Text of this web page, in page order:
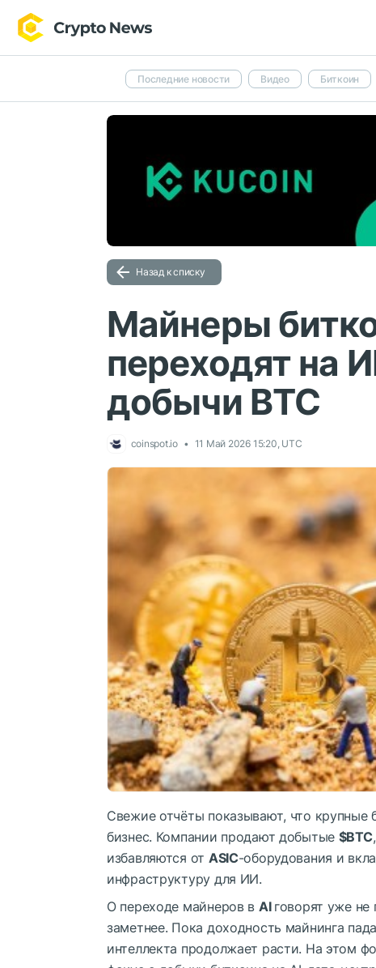
Последние новости Видео Биткоин
Назад к списку
Майнеры
переходят на
добычи BTC
coinspot.io 11 Май 2026 15:20, UTC
Свежие отчёты показывают, что крупные
бизнес. Компании продают добытые $BTC
избавляются от ASIC-оборудования и
инфраструктуру для ИИ.
О переходе майнеров в AI говорят уже
заметнее. Пока доходность майнинга
интеллекта продолжает расти. На этом